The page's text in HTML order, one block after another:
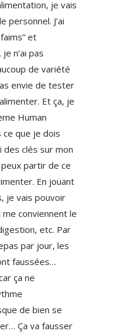
je vais
personnel. J’ai
et
n’ai pas
de variété
envie de tester
Et ça, je
Human
ce que je dois
des clés sur mon
partir de ce
En jouant
je vais pouvoir
conviennent le
etc. Par
par jour, les
faussées…
ça ne
de bien se
Ça va fausser